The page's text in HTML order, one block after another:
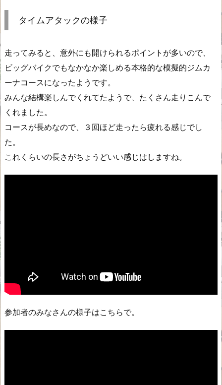
タイムアタックの様子
走ってみると、意外にも開けられるポイントが多いので、
ビッグバイクでもなかなか楽しめる本格的な模擬的ジムカ
ーナコースになったようです。
みんな結構楽しんでくれてたようで、たくさん走りこんで
くれました。
コースが長めなので、３回ほど走ったら疲れる感じでし
た。
これくらいの長さがちょうどいい感じはしますね。
参加者のみなさんの様子はこちらで。